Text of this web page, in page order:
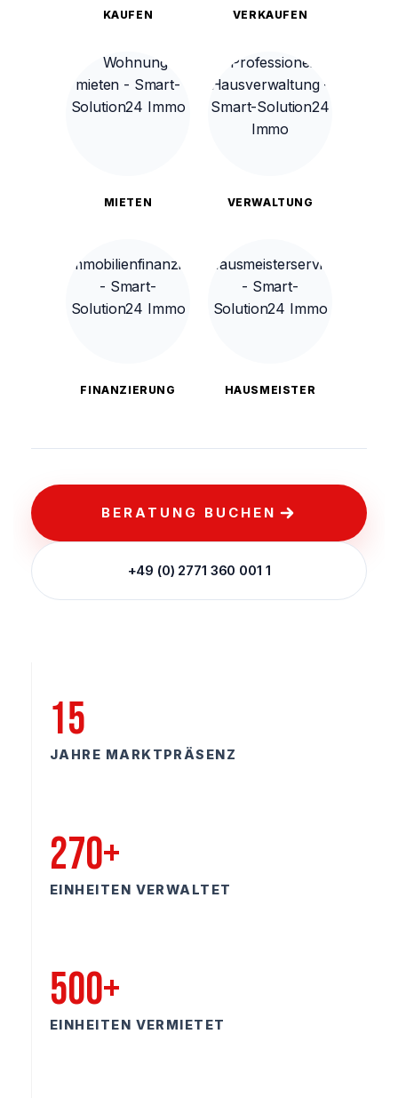
KAUFEN VERKAUFEN
MIETEN VERWALTUNG
FINANZIERUNG HAUSMEISTER
BERATUNG BUCHEN
+49 (0) 2771 360 001 1
15
JAHRE MARKTPRÄSENZ
270+
EINHEITEN VERWALTET
500+
EINHEITEN VERMIETET